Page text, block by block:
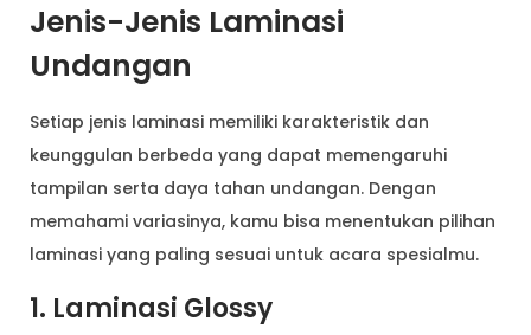
Jenis-Jenis Laminasi
Undangan
Setiap jenis laminasi memiliki karakteristik dan
keunggulan berbeda yang dapat memengaruhi
tampilan serta daya tahan undangan. Dengan
memahami variasinya, kamu bisa menentukan pilihan
laminasi yang paling sesuai untuk acara spesialmu.
1. Laminasi Glossy